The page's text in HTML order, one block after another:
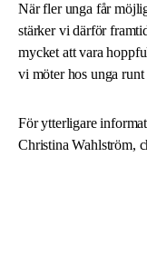
När fler unga får
stärker vi därför
mycket att vara
vi möter hos unga
För ytterligare
Christina Wahlström,